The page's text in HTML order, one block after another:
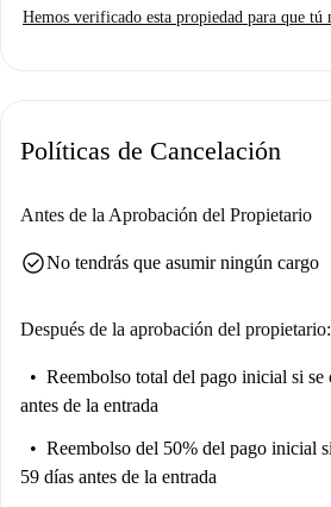
Hemos verificado esta propiedad para que tú
Políticas de Cancelación
Antes de la Aprobación del Propietario
check_circleNo tendrás que asumir ningún cargo
Después de la aprobación del propietario:
Reembolso total del pago inicial si se
antes de la entrada
Reembolso del 50% del pago inicial
59 días antes de la entrada